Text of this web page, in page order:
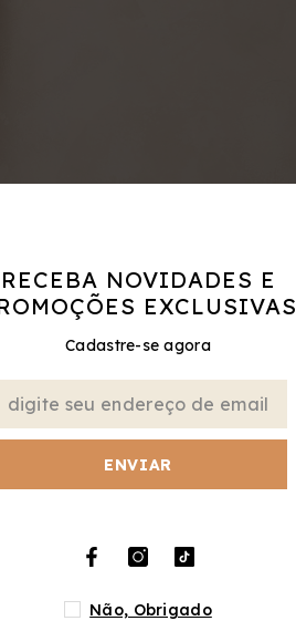
RECEBA NOVIDADES E
EXCLUSIVAS
Cadastre-se agora
ENVIAR
Não, Obrigado